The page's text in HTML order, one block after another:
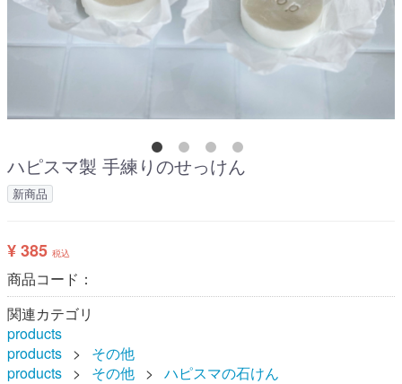
ハピスマ製 手練りのせっけん
新商品
¥ 385 税込
商品コード：
関連カテゴリ
products
products
その他
products
その他
ハピスマの石けん